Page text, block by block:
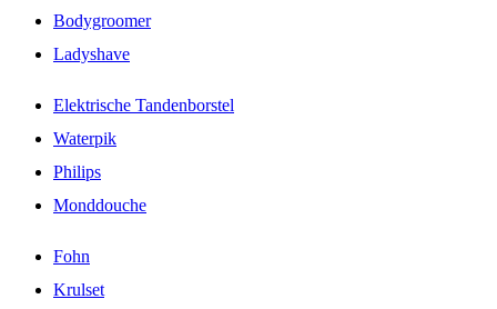
Bodygroomer
Ladyshave
Elektrische Tandenborstel
Waterpik
Philips
Monddouche
Fohn
Krulset